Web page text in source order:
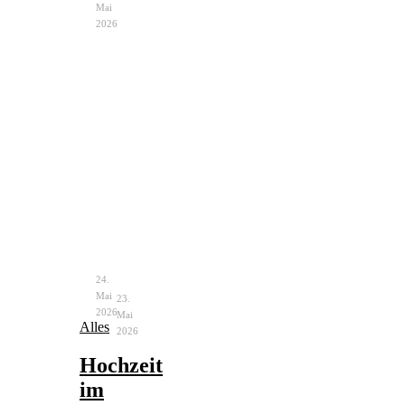
Mai
2026
24.
Mai
2026
23.
Mai
2026
Alles
Hochzeit
im